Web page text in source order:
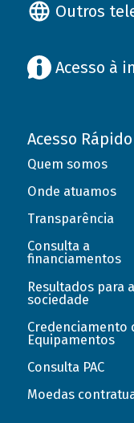
Outros
Acesso à
Acesso Rápido
Quem somos
Onde atuamos
Transparência
Consulta a
financiamentos
Resultados para a
sociedade
Credenciamento
Equipamentos
Consulta PAC
Moedas